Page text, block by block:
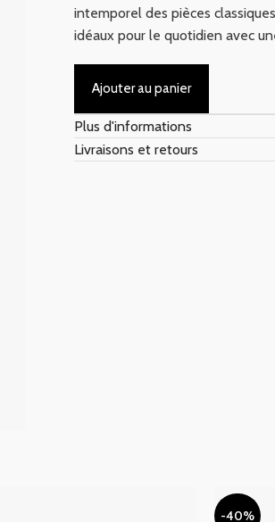
intemporel des pièces
idéaux pour le quotidien avec
Ajouter au panier
Plus d'informations
Livraisons et retours
-40%